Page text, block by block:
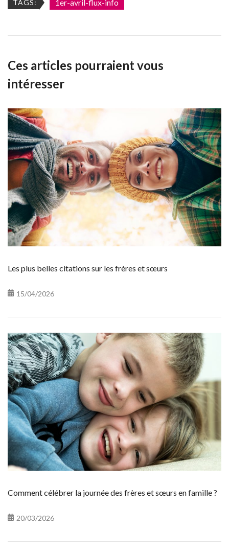
TAGS: 1er-avril-flux-info
Ces articles pourraient vous
intéresser
Les plus belles citations sur les frères et sœurs
15/04/2026
Comment célébrer la journée des frères et sœurs en famille ?
20/03/2026